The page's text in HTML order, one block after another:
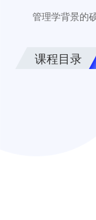
管理学背景的
课程目录